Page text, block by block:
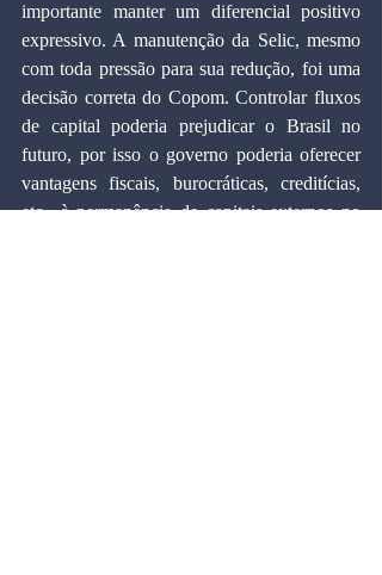
importante manter um diferencial positivo
expressivo. A manutenção da Selic, mesmo
com toda pressão para sua redução, foi uma
decisão correta do Copom. Controlar fluxos
de capital poderia prejudicar o Brasil no
futuro, por isso o governo poderia oferecer
vantagens fiscais, burocráticas, creditícias,
etc., à permanência de capitais externos no